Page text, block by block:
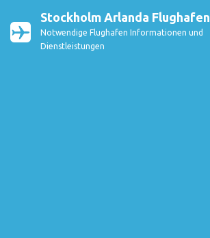
Stockholm Arlanda Flughafen
Notwendige Flughafen Informationen und
Dienstleistungen